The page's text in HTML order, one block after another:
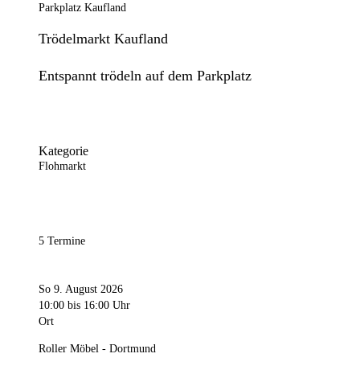
Parkplatz Kaufland
Trödelmarkt Kaufland
Entspannt trödeln auf dem Parkplatz
Kategorie
Flohmarkt
5 Termine
So 9. August 2026
10:00 bis 16:00 Uhr
Ort
Roller Möbel - Dortmund